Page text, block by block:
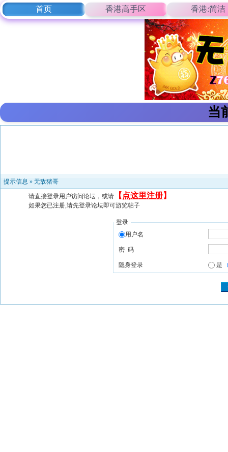
首页 香港高手区 香港:简洁
当
提示信息 » 无敌猪哥
请直接登录用户访问论坛，或请 【 点这里注册】
如果您已注册,请先登录论坛即可游览帖子
登录
用户名
密 码
隐身登录 是